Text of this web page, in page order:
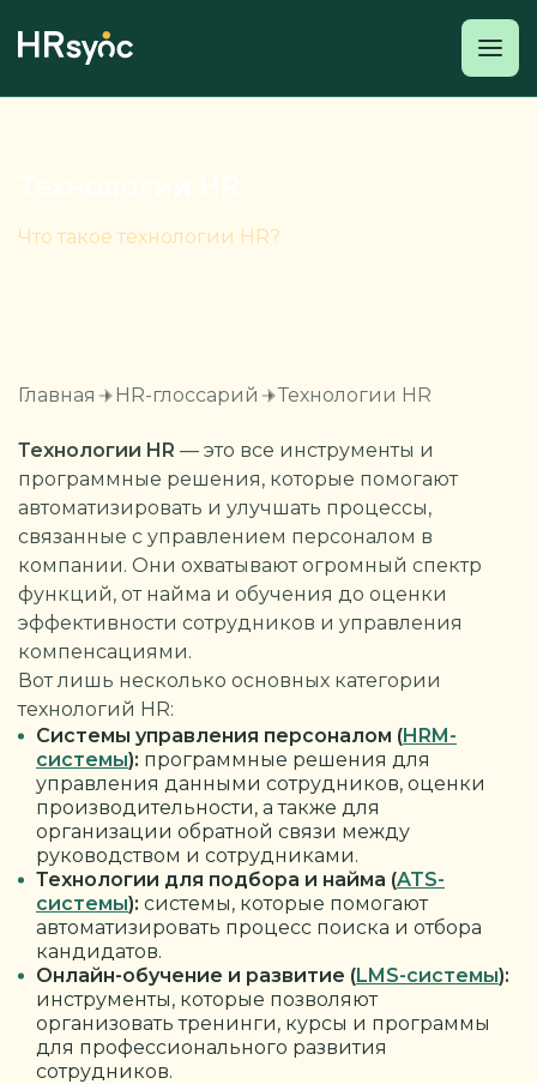
Что такое технологии HR?
Главная HR-глоссарий Технологии HR
Технологии HR — это все инструменты и
программные решения, которые помогают
автоматизировать и улучшать процессы,
связанные с управлением персоналом в
компании. Они охватывают огромный спектр
функций, от найма и обучения до оценки
эффективности сотрудников и управления
компенсациями.
Вот лишь несколько основных категории
технологий HR:
Системы управления персоналом (HRM-
системы): программные решения для
управления данными сотрудников, оценки
производительности, а также для
организации обратной связи между
руководством и сотрудниками.
Технологии для подбора и найма (ATS-
системы): системы, которые помогают
автоматизировать процесс поиска и отбора
кандидатов.
Онлайн-обучение и развитие (LMS-системы):
инструменты, которые позволяют
организовать тренинги, курсы и программы
для профессионального развития
сотрудников.